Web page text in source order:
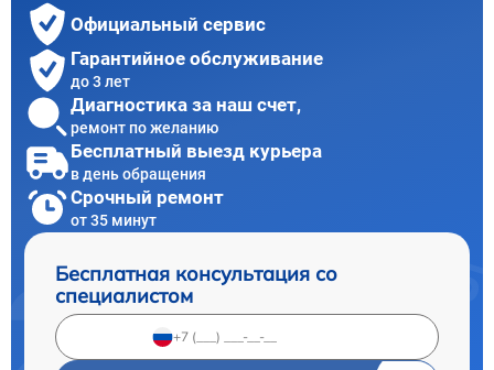
Официальный сервис
Гарантийное обслуживание
до 3 лет
Диагностика за наш счет,
ремонт по желанию
Бесплатный выезд курьера
в день обращения
Срочный ремонт
от 35 минут
Бесплатная консультация со
специалистом